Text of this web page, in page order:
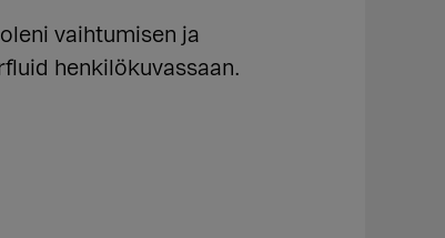
vaihtumisen ja
henkilökuvassaan.